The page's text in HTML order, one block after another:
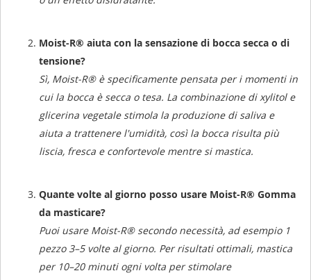
Moist-R® aiuta con la sensazione di bocca secca o di
tensione?
Sì, Moist-R® è specificamente pensata per i momenti in
cui la bocca è secca o tesa. La combinazione di xylitol e
glicerina vegetale stimola la produzione di saliva e
aiuta a trattenere l'umidità, così la bocca risulta più
liscia, fresca e confortevole mentre si mastica.
Quante volte al giorno posso usare Moist-R® Gomma
da masticare?
Puoi usare Moist-R® secondo necessità, ad esempio 1
pezzo 3–5 volte al giorno. Per risultati ottimali, mastica
per 10–20 minuti ogni volta per stimolare